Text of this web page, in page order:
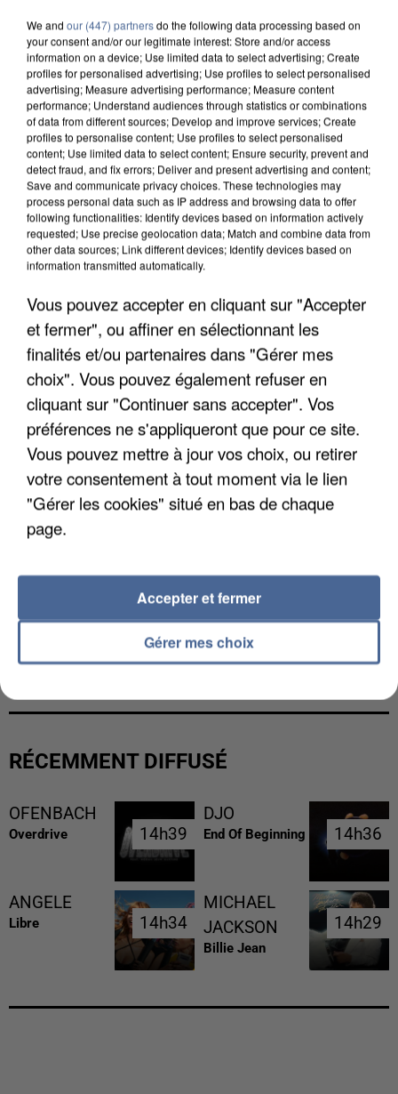
LES DONNÉES DE 300 000 CLIENTS DÉROBÉES À
INTERMARCHÉ APRÈS UNE...
LES FRANÇAIS, FANS DE LA FLEMME
RÉCEMMENT DIFFUSÉ
OFENBACH
Overdrive 14h39
14h39
DJO
End Of Beginning 14h36
14h36
ANGELE
Libre 14h34
14h34
MICHAEL
JACKSON
Billie Jean
14h29
14h29
We and our (447) partnersdo the following data processing based on
your consent and/or our legitimate interest: Store and/or access
information on a device; Use limited data to select advertising; Create
profiles for personalised advertising; Use profiles to select personalised
advertising; Measure advertising performance; Measure content
performance; Understand audiences through statistics or combinations
of data from different sources; Develop and improve services; Create
profiles to personalise content; Use profiles to select personalised
content; Use limited data to select content; Ensure security, prevent and
detect fraud, and fix errors; Deliver and present advertising and content;
Save and communicate privacy choices. These technologies may
process personal data such as IP address and browsing data to offer
following functionalities: Identify devices based on information actively
requested; Use precise geolocation data; Match and combine data from
other data sources; Link different devices; Identify devices based on
information transmitted automatically.
Vous pouvez accepter en cliquant sur "Accepter
et fermer", ou affiner en sélectionnant les
finalités et/ou partenaires dans "Gérer mes
choix". Vous pouvez également refuser en
cliquant sur "Continuer sans accepter". Vos
préférences ne s'appliqueront que pour ce site.
Vous pouvez mettre à jour vos choix, ou retirer
votre consentement à tout moment via le lien
"Gérer les cookies" situé en bas de chaque
page.
Gérer mes choix
Accepter et fermer